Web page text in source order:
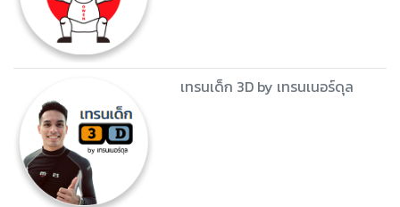
เทรนเด็ก 3D by เทรนเนอร์ดุล